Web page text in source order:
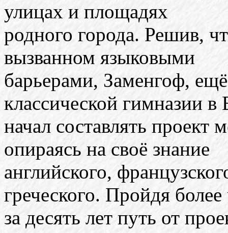
улицах и площадях
родного города. Решив,
вызванном языковыми
барьерами, Заменгоф,
классической гимназии в
начал составлять проект
опираясь на своё знание
английского,
греческого. Пройдя
за десять лет путь от